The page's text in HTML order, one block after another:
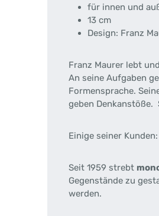
für innen und
13 cm
Design: Franz
Franz Maurer lebt
An seine Aufgaben
Formensprache.
geben
Einige seiner
Seit 1959 strebt
Gegenstände zu
werden.